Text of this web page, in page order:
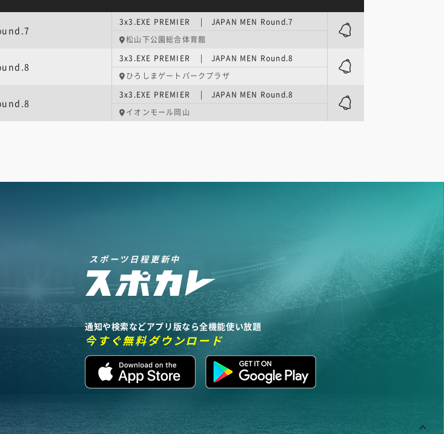
3x3.EXE PREMIER | JAPAN MEN Round.7
松山下公園総合体育館
3x3.EXE PREMIER | JAPAN MEN Round.8
ひろしまゲートパークプラザ
3x3.EXE PREMIER | JAPAN MEN Round.8
イオンモール岡山
スポーツ日程更新中
通知や検索などアプリ版なら全機能使い放題
今すぐ無料ダウンロード